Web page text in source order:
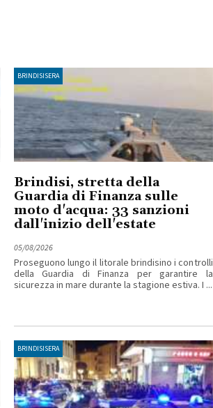
BRINDISISERA
Brindisi, stretta della
Guardia di Finanza sulle
moto d'acqua: 33 sanzioni
dall'inizio dell'estate
05/08/2026
Proseguono lungo il litorale brindisino i controlli
della Guardia di Finanza per garantire la
sicurezza in mare durante la stagione estiva. I ...
BRINDISISERA